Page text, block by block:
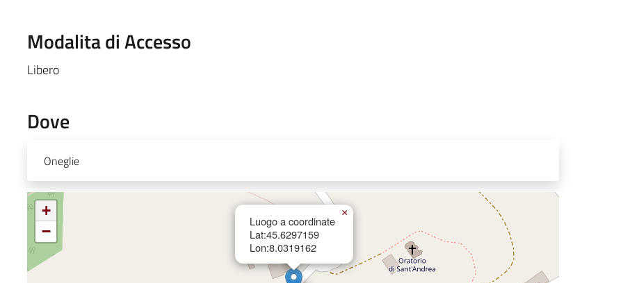
Modalita di Accesso
Libero
Dove
Oneglie
Luogo a coordinate
Lat:45.6297159
Lon:8.0319162
×
+
−